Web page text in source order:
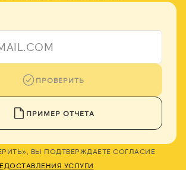
ПРОВЕРИТЬ
ПРИМЕР ОТЧЕТА
ВЫ ПОДТВЕРЖДАЕТЕ СОГЛАСИЕ
УСЛУГИ